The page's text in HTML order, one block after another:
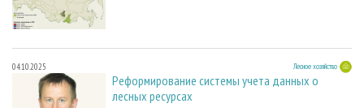
04.10.2025 Лесное хозяйство
Реформирование системы учета данных о
лесных ресурсах